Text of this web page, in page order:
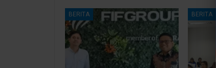
BERITA BERITA